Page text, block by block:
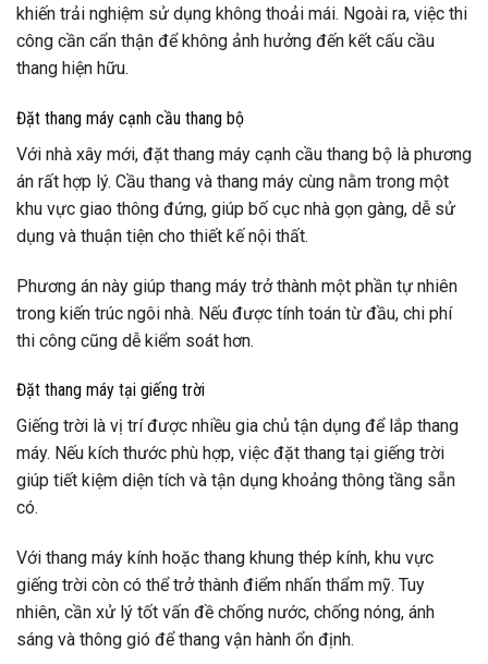
khiến trải nghiệm sử dụng không thoải mái. Ngoài ra, việc thi
công cần cẩn thận để không ảnh hưởng đến kết cấu cầu
thang hiện hữu.
Đặt thang máy cạnh cầu thang bộ
Với nhà xây mới, đặt thang máy cạnh cầu thang bộ là phương
án rất hợp lý. Cầu thang và thang máy cùng nằm trong một
khu vực giao thông đứng, giúp bố cục nhà gọn gàng, dễ sử
dụng và thuận tiện cho thiết kế nội thất.
Phương án này giúp thang máy trở thành một phần tự nhiên
trong kiến trúc ngôi nhà. Nếu được tính toán từ đầu, chi phí
thi công cũng dễ kiểm soát hơn.
Đặt thang máy tại giếng trời
Giếng trời là vị trí được nhiều gia chủ tận dụng để lắp thang
máy. Nếu kích thước phù hợp, việc đặt thang tại giếng trời
giúp tiết kiệm diện tích và tận dụng khoảng thông tầng sẵn
có.
Với thang máy kính hoặc thang khung thép kính, khu vực
giếng trời còn có thể trở thành điểm nhấn thẩm mỹ. Tuy
nhiên, cần xử lý tốt vấn đề chống nước, chống nóng, ánh
sáng và thông gió để thang vận hành ổn định.